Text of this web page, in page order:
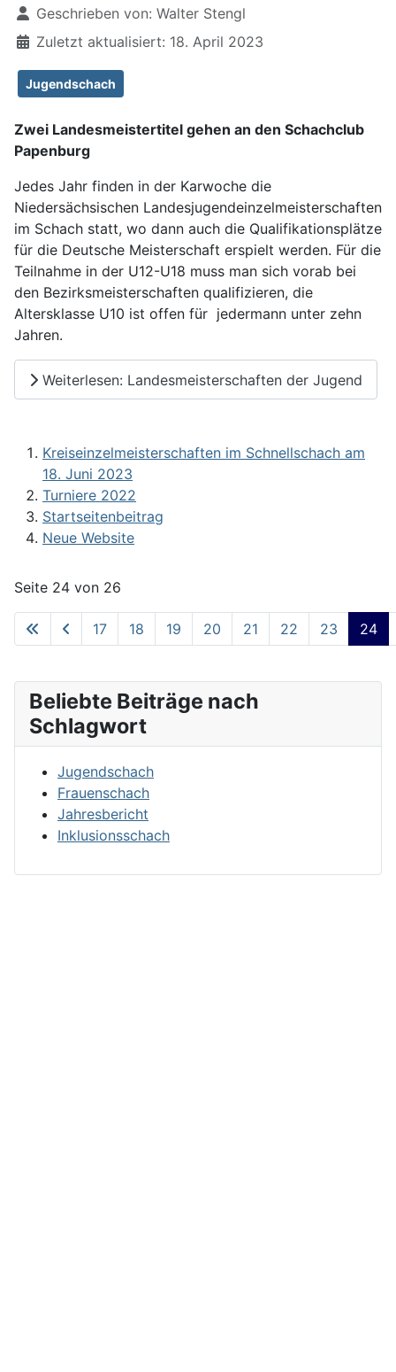
Geschrieben von: Walter Stengl
Zuletzt aktualisiert: 18. April 2023
Jugendschach
Zwei Landesmeistertitel gehen an den Schachclub
Papenburg
Jedes Jahr finden in der Karwoche die
Niedersächsischen Landesjugendeinzelmeisterschaften
im Schach statt, wo dann auch die Qualifikationsplätze
für die Deutsche Meisterschaft erspielt werden. Für die
Teilnahme in der U12-U18 muss man sich vorab bei
den Bezirksmeisterschaften qualifizieren, die
Altersklasse U10 ist offen für jedermann unter zehn
Jahren.
Weiterlesen: Landesmeisterschaften der Jugend
Kreiseinzelmeisterschaften im Schnellschach am
18. Juni 2023
Turniere 2022
Startseitenbeitrag
Neue Website
Seite 24 von 26
17 18 19 20 21 22 23 24
Beliebte Beiträge nach
Schlagwort
Jugendschach
Frauenschach
Jahresbericht
Inklusionsschach